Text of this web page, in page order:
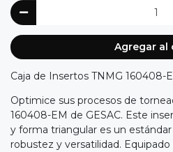
Agregar al
Caja de Insertos TNMG 160408-
Optimice sus procesos de
160408-EM de GESAC. Este
y forma triangular es un
robustez y versatilidad.